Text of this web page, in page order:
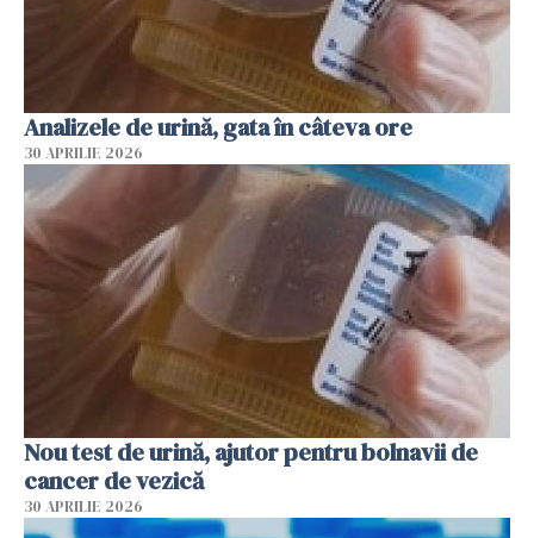
Analizele de urină, gata în câteva ore
30 APRILIE 2026
Nou test de urină, ajutor pentru bolnavii de
cancer de vezică
30 APRILIE 2026